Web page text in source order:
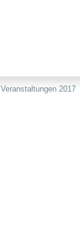
Veranstaltungen 2017